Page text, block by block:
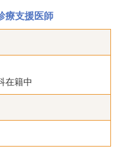
療支援医師
在籍中